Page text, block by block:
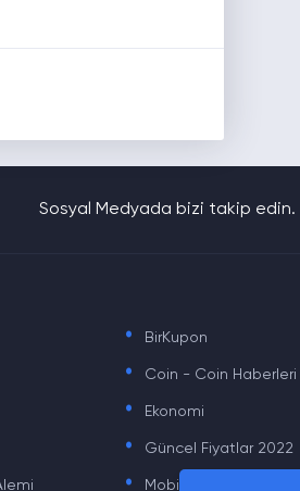
Sosyal Medyada bizi takip edin.
. BirKupon
. Coin - Coin Haberleri
. Ekonomi
. Güncel Fiyatlar 2022
. Mobil